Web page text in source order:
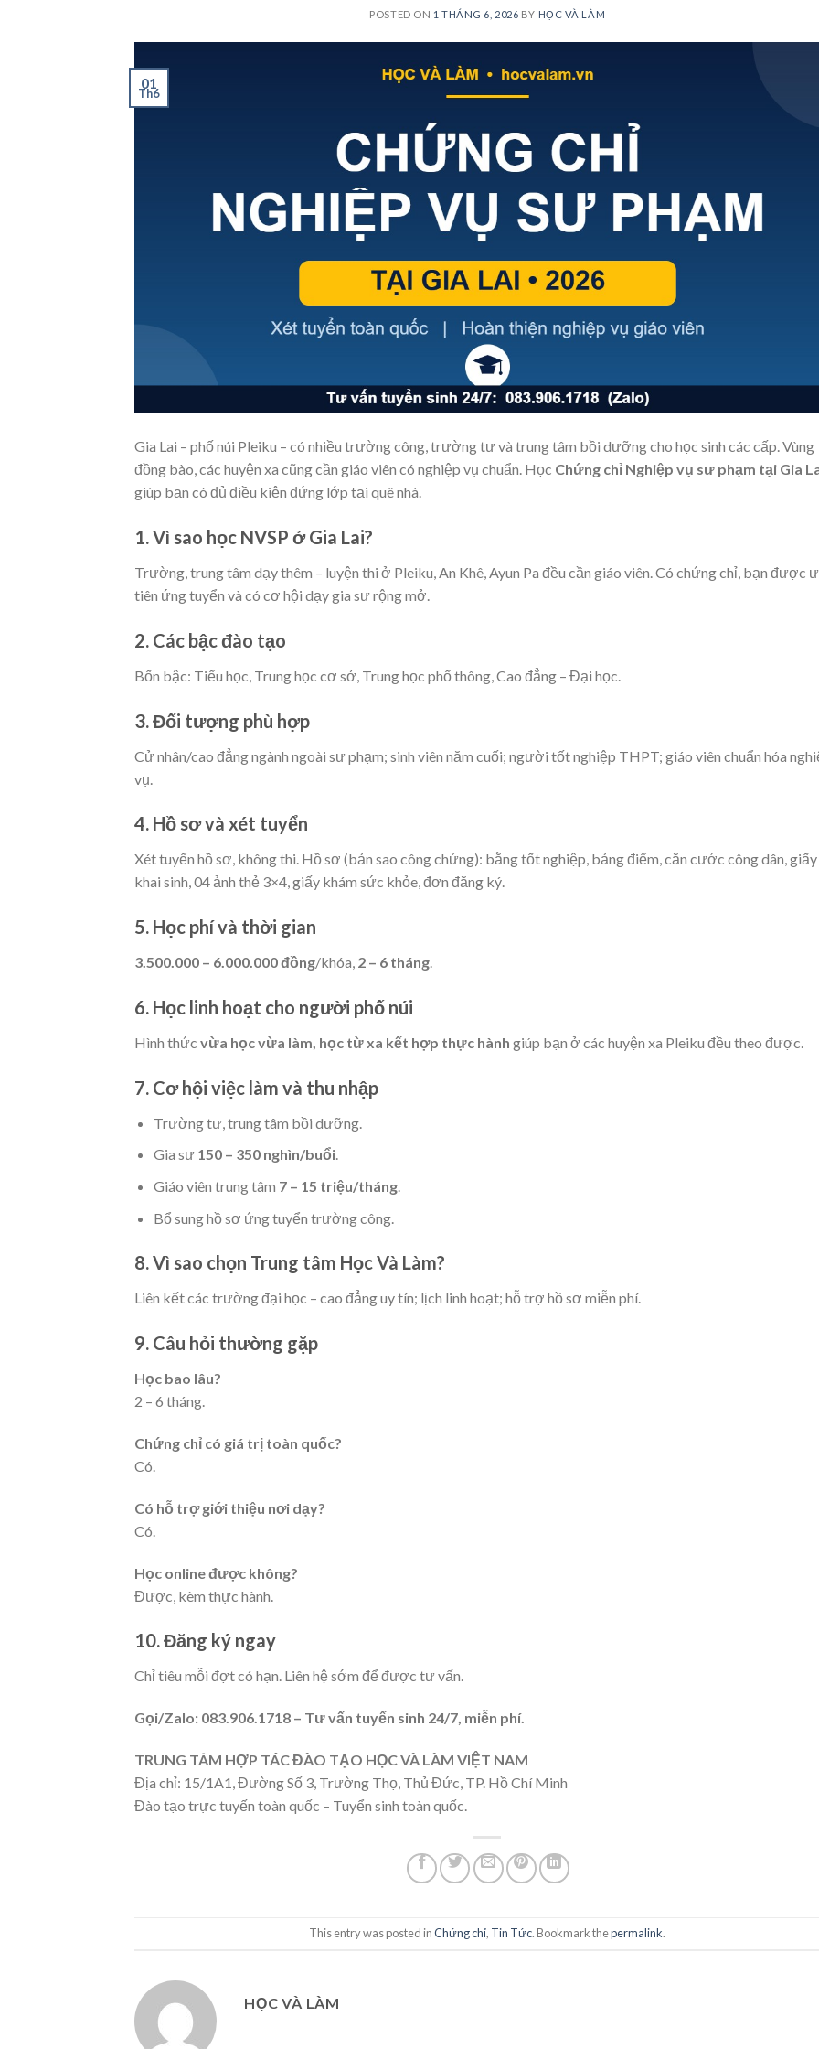
POSTED ON 1 THÁNG 6, 2026 BY HỌC VÀ LÀM
01
Th6
Gia Lai – phố núi Pleiku – có nhiều trường công, trường tư và trung tâm bồi dưỡng cho học sinh các cấp. Vùng
đồng bào, các huyện xa cũng cần giáo viên có nghiệp vụ chuẩn. Học Chứng chỉ Nghiệp vụ sư phạm tại Gia
giúp bạn có đủ điều kiện đứng lớp tại quê nhà.
1. Vì sao học NVSP ở Gia Lai?
Trường, trung tâm dạy thêm – luyện thi ở Pleiku, An Khê, Ayun Pa đều cần giáo viên. Có chứng chỉ, bạn được
tiên ứng tuyển và có cơ hội dạy gia sư rộng mở.
2. Các bậc đào tạo
Bốn bậc: Tiểu học, Trung học cơ sở, Trung học phổ thông, Cao đẳng – Đại học.
3. Đối tượng phù hợp
Cử nhân/cao đẳng ngành ngoài sư phạm; sinh viên năm cuối; người tốt nghiệp THPT; giáo viên chuẩn hóa
vụ.
4. Hồ sơ và xét tuyển
Xét tuyển hồ sơ, không thi. Hồ sơ (bản sao công chứng): bằng tốt nghiệp, bảng điểm, căn cước công dân, giấy
khai sinh, 04 ảnh thẻ 3×4, giấy khám sức khỏe, đơn đăng ký.
5. Học phí và thời gian
3.500.000 – 6.000.000 đồng/khóa, 2 – 6 tháng.
6. Học linh hoạt cho người phố núi
Hình thức vừa học vừa làm, học từ xa kết hợp thực hành giúp bạn ở các huyện xa Pleiku đều theo được.
7. Cơ hội việc làm và thu nhập
Trường tư, trung tâm bồi dưỡng.
Gia sư 150 – 350 nghìn/buổi.
Giáo viên trung tâm 7 – 15 triệu/tháng.
Bổ sung hồ sơ ứng tuyển trường công.
8. Vì sao chọn Trung tâm Học Và Làm?
Liên kết các trường đại học – cao đẳng uy tín; lịch linh hoạt; hỗ trợ hồ sơ miễn phí.
9. Câu hỏi thường gặp
Học bao lâu?
2 – 6 tháng.
Chứng chỉ có giá trị toàn quốc?
Có.
Có hỗ trợ giới thiệu nơi dạy?
Có.
Học online được không?
Được, kèm thực hành.
10. Đăng ký ngay
Chỉ tiêu mỗi đợt có hạn. Liên hệ sớm để được tư vấn.
Gọi/Zalo: 083.906.1718 – Tư vấn tuyển sinh 24/7, miễn phí.
TRUNG TÂM HỢP TÁC ĐÀO TẠO HỌC VÀ LÀM VIỆT NAM
Địa chỉ: 15/1A1, Đường Số 3, Trường Thọ, Thủ Đức, TP. Hồ Chí Minh
Đào tạo trực tuyến toàn quốc – Tuyển sinh toàn quốc.
This entry was posted inChứng chỉ, Tin Tức. Bookmark thepermalink.
HỌC VÀ LÀM